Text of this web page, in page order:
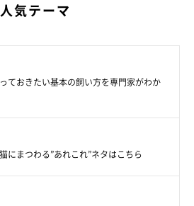
人気テーマ
ておきたい基本の飼い方を専門家がわか
にまつわる”あれこれ”ネタはこちら